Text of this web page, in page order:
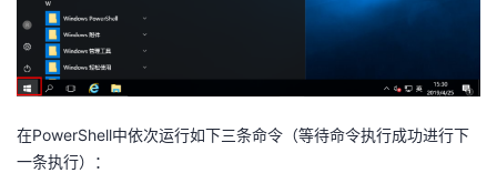
在PowerShell中依次运行如下三条命令（等待命令执行成功进行下
一条执行）：